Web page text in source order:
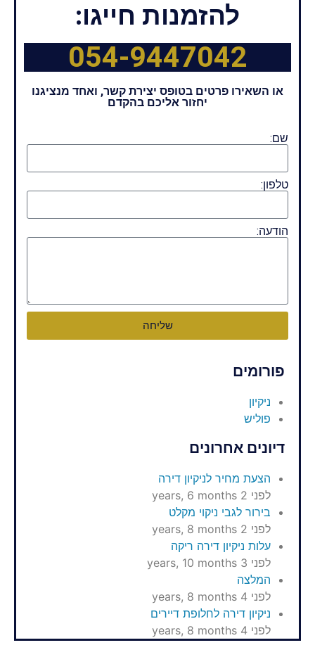
להזמנות חייגו:
054-9447042
או השאירו פרטים בטופס יצירת קשר, ואחד מנציגנו
יחזור אליכם בהקדם
שם:
טלפון:
הודעה:
שליחה
פורומים
ניקיון
פוליש
דיונים אחרונים
הצעת מחיר לניקיון דירה
לפני 2 years, 6 months
בירור לגבי ניקוי מקלט
לפני 2 years, 8 months
עלות ניקיון דירה ריקה
לפני 3 years, 10 months
המלצה
לפני 4 years, 8 months
ניקיון דירה לחלופת דיירים
לפני 4 years, 8 months